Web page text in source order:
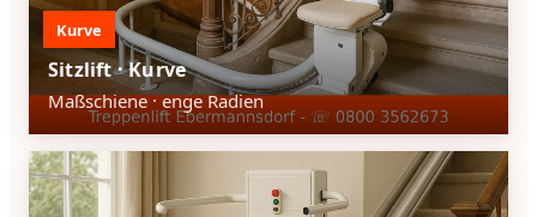
Kurve
Sitzlift · Kurve
Maßschiene · enge Radien